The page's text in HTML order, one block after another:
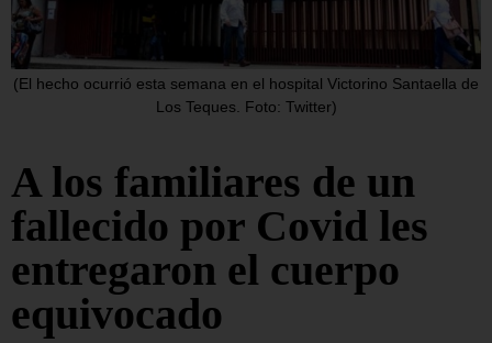
(El hecho ocurrió esta semana en el hospital Victorino Santaella de
Los Teques. Foto: Twitter)
A los familiares de un
fallecido por Covid les
entregaron el cuerpo
equivocado